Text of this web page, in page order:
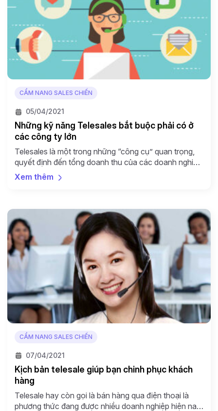
CẨM NANG SALES CHIẾN
05/04/2021
Những kỹ năng Telesales bắt buộc phải có ở
các công ty lớn
Telesales là một trong những “công cụ” quan trọng,
quyết định đến tổng doanh thu của các doanh nghiệp
và cá nhân kinh doanh. Những cuộc trao đổi hay
những hợp đồng mua bán được thỏa thuận qua điện
Xem thêm
CẨM NANG SALES CHIẾN
07/04/2021
Kịch bản telesale giúp bạn chinh phục khách
hàng
Telesale hay còn gọi là bán hàng qua điện thoại là
phương thức đang được nhiều doanh nghiệp hiện nay